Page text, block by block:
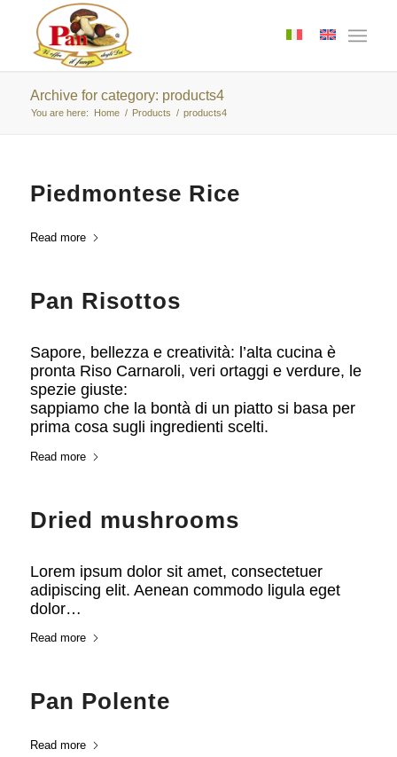
Archive for category: products4
You are here: Home / Products / products4
Piedmontese Rice
Read more
Pan Risottos
Sapore, bellezza e creatività: l’alta cucina è
pronta Riso Carnaroli, veri ortaggi e verdure, le
spezie giuste:
sappiamo che la bontà di un piatto si basa per
prima cosa sugli ingredienti scelti.
Read more
Dried mushrooms
Lorem ipsum dolor sit amet, consectetuer
adipiscing elit. Aenean commodo ligula eget
dolor…
Read more
Pan Polente
Read more